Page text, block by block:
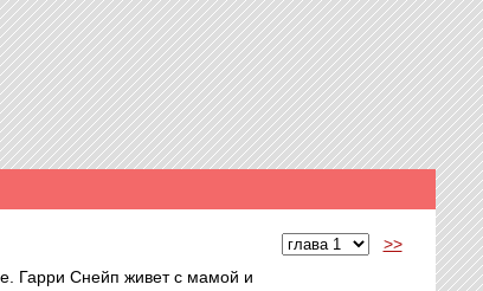
Гарри Снейп живет с мамой и
>>